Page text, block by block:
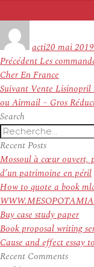
actile
20 mai 2019
Navigation
de
l’article
PrécédentArticle
précédent :
Les
Cher En France
Suivant Article
suivant :
Vente Lisinopril
ou Airmail – Gros
Search
Recherche
pour
:
Recent Posts
Mossoul à cœur ouvert,
d’un patrimoine en péril
How to quote a book
Buy case study paper
Book proposal writing
Cause and effect essay
Recent Comments